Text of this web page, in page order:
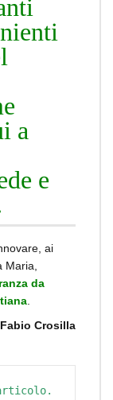
a
e
ai
da
Fabio Crosilla